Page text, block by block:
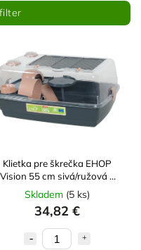
Klietka pre škrečka EHOP
Vision 55 cm sivá/ružová s
vybavením Zolux
Skladem (5 ks)
34,82 €